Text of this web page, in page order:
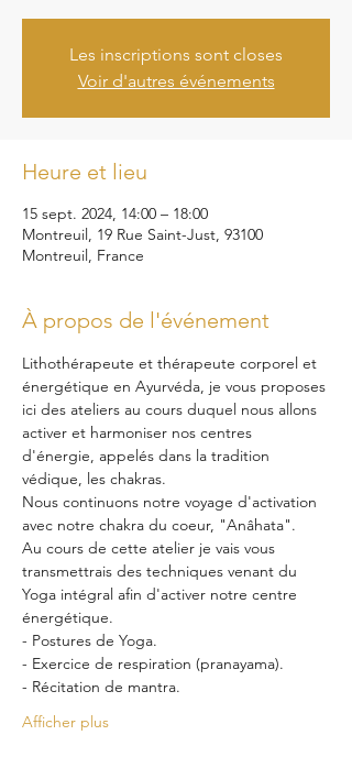
Les inscriptions sont closes
Voir d'autres événements
Heure et lieu
15 sept. 2024, 14:00 – 18:00
Montreuil, 19 Rue Saint-Just, 93100
Montreuil, France
À propos de l'événement
Lithothérapeute et thérapeute corporel et
énergétique en Ayurvéda, je vous proposes
ici des ateliers au cours duquel nous allons
activer et harmoniser nos centres
d'énergie, appelés dans la tradition
védique, les chakras.
Nous continuons notre voyage d'activation
avec notre chakra du coeur, "Anâhata".
Au cours de cette atelier je vais vous
transmettrais des techniques venant du
Yoga intégral afin d'activer notre centre
énergétique.
- Postures de Yoga.
- Exercice de respiration (pranayama).
- Récitation de mantra.
Afficher plus